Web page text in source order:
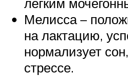
Мелисса –
на лактацию,
нормализует
стрессе.